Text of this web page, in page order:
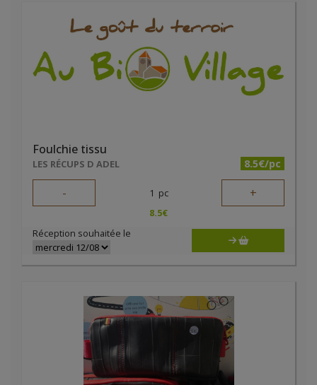
Foulchie tissu
LES RÉCUPS D ADEL 8.5€/pc
- 1 pc +
8.5€
Réception souhaitée le